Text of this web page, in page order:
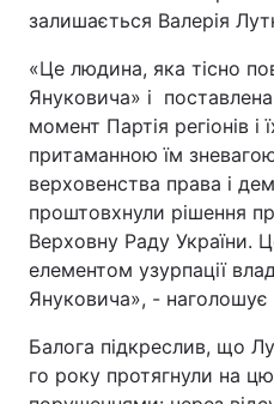
залишається Валерія
«Це людина, яка тісно
Януковича» і
момент Партія регіонів і
притаманною їм
верховенства права і
проштовхнули рішення
Верховну Раду України.
елементом узурпації
Януковича», - наголошує
Балога підкреслив, що
го року протягнули на